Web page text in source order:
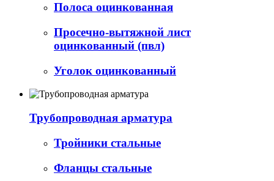
Полоса оцинкованная
Просечно-вытяжной лист
оцинкованный (пвл)
Уголок оцинкованный
Трубопроводная арматура
Тройники стальные
Фланцы стальные